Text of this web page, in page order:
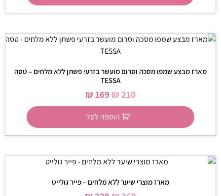
מארז מבצע שמפו מסכה וסרום מועשר בזרעי פשתן ללא מלחים – טסה
TESSA
₪210
₪169
הוספה לסל
מארז מוצרי שיער ללא מלחים – פייר גולייט